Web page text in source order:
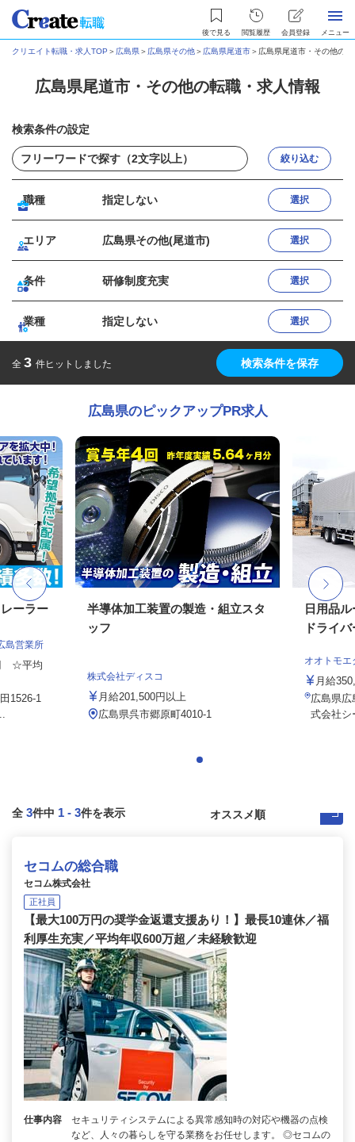
後で見る 閲覧履歴 会員登録 メニュー
クリエイト転職・求人TOP ＞ 広島県＞ 広島県その他＞ 広島県尾道市＞ 広島県尾道市・その他の
広島県尾道市・その他の転職・求人情報
検索条件の設定
絞り込む
職種 指定しない 選択
エリア 広島県その他(尾道市) 選択
条件 研修制度充実 選択
業種 指定しない 選択
全 3 件ヒットしました 検索条件を保存
広島県のピックアップPR求人
ーラー
島営業所
☆平均
1526-1
半導体加工装置の製造・組立スタ
ッフ
株式会社ディスコ
月給201,500円以上
広島県呉市郷原町4010-1
日用品
ドライバ
オオトモエ
月給
広島県
式会社シ
全 3件中 1 - 3件を表示
セコムの総合職
セコム株式会社
正社員
【最大100万円の奨学金返還支援あり！】最長10連休／福
利厚生充実／平均年収600万超／未経験歓迎
仕事内容
セキュリティシステムによる異常感知時の対応や機器の点検
など、人々の暮らしを守る業務をお任せします。 ◎セコムの